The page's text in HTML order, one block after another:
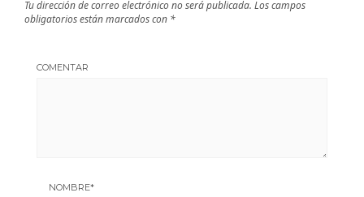
Tu dirección de correo electrónico no será publicada. Los campos
obligatorios están marcados con *
COMENTAR
NOMBRE*